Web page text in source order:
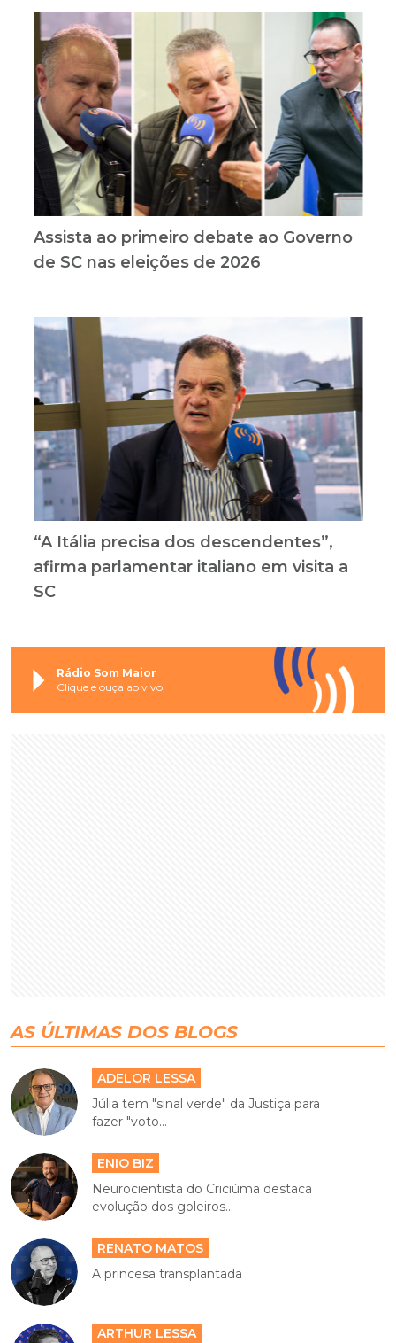
Assista ao primeiro debate ao Governo
de SC nas eleições de 2026
“A Itália precisa dos descendentes”,
afirma parlamentar italiano em visita a
SC
Rádio Som Maior
Clique e ouça ao vivo
AS ÚLTIMAS DOS BLOGS
ADELOR LESSA
Júlia tem "sinal verde" da Justiça para
fazer "voto...
ENIO BIZ
Neurocientista do Criciúma destaca
evolução dos goleiros...
RENATO MATOS
A princesa transplantada
ARTHUR LESSA